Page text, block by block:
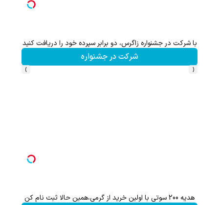
با شرکت در جشنواره زاگرس، دو برابر سپرده خود را دریافت کنید
شرکت در جشنواره
‹
›
هدیه 200 سوتی با اولین خرید از گرمی،همین حالا ثبت نام کن